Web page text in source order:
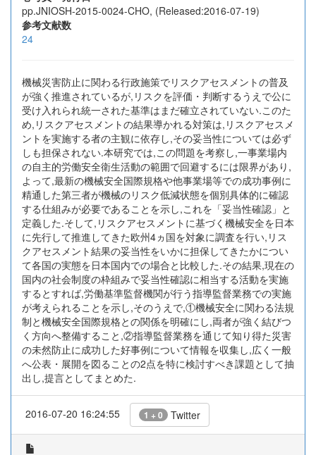
pp.JNIOSH-2015-0024-CHO, (Released:2016-07-19)
参考文献数
24
機械災害防止に関わる行政施策でリスクアセスメントの普及
が強く推進されているが,リスクを評価・判断するうえで公に
受け入れられ統一された基準はまだ確立されていない.このた
め,リスクアセスメントの結果導かれる対策は,リスクアセスメ
ントを実施する者の主観に依存し,その妥当性については必ず
しも担保されない.本研究では,この問題を考察し,一事業場内
の自主的労働安全衛生活動の範囲で回避するには限界があり,
よって,最新の機械安全国際規格や他事業場等での成功事例に
精通した第三者が機械のリスク低減状態を個別具体的に確認
する仕組みが必要であることを示し,これを「妥当性確認」と
定義した.そして,リスクアセスメントに基づく機械安全を日本
に先行して推進してきた欧州4ヵ国を対象に調査を行い,リス
クアセスメント結果の妥当性をいかに担保してきたかについ
て各国の実態を日本国内での場合と比較した.その結果,現在の
国内の社会制度の枠組みで妥当性確認に相当する活動を実施
するとすれば,労働基準監督機関が行う指導監督業務での実施
が考えられることを示し,そのうえで,①機械安全に関わる法規
制と機械安全国際規格との関係を明確にし,両者が強く結びつ
く方向へ整備すること,②指導監督業務を通じて知り得た災害
の未然防止に成功した好事例について情報を収集し,広く一般
へ公表・展開を図ることの2点を特に検討すべき課題として抽
出し,提言としてまとめた.
2016-07-20 16:24:55 1 + 0 Twitter